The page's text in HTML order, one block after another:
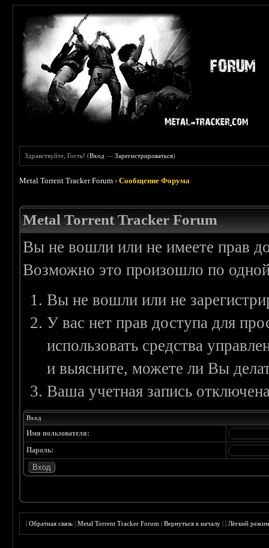
Здравствуйте, Гость! (Вход —Зарегистрироваться)
Metal Torrent Tracker Forum ›Сообщение Форума
Metal Torrent Tracker Forum
Вы не вошли или не имеете прав
Возможно это произошло по
Вы не вошли или не
У вас нет прав доступа для
использовать средства
и выясните, можете ли Вы
Ваша учетная запись
Вход
Имя пользователя:
Пароль:
|Обратная связь |Metal Torrent Tracker Forum |Вернуться к началу ||Лёгкий